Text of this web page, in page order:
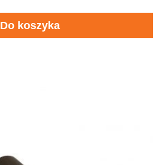
Do koszyka